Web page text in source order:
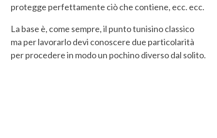
protegge perfettamente ciò che contiene, ecc. ecc.
La base è, come sempre, il punto tunisino classico
ma per lavorarlo devi conoscere due particolarità
per procedere in modo un pochino diverso dal solito.